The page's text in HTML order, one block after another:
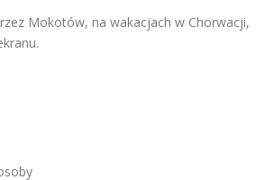
Mokotów, na wakacjach w Chorwacji,